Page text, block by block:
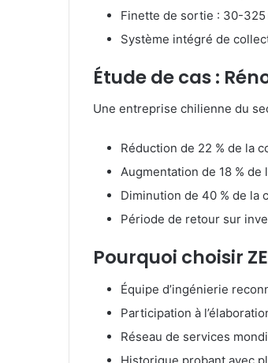
Finette de sortie : 30-325
Système intégré de
Étude de cas :
Une entreprise chilienne du
Réduction de 22 % de la
Augmentation de 18 %
Diminution de 40 % de la
Période de retour sur
Pourquoi choisir
Équipe d’ingénierie
Participation à
Réseau de services
Historique probant avec